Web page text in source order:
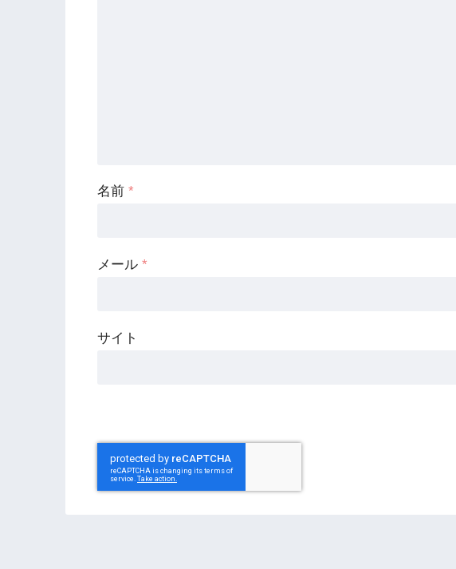
名前 *
メール *
サイト